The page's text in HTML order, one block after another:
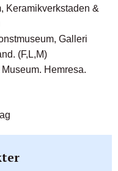
Keramikverkstaden &
Galleri
(F,L,M)
Hemresa.